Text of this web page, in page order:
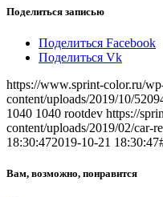
Поделиться записью
Поделиться Facebook
Поделиться Vk
https://www.sprint-color.ru/
content/uploads/2019/10/
1040 1040 rootdev https://
content/uploads/2019/02/car-
18:30:472019-10-21 18:30:47
Вам, возможно, понравится